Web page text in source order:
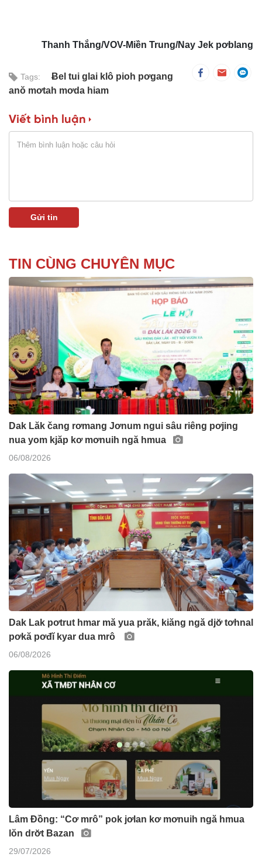
Thanh Thắng/VOV-Miền Trung/Nay Jek pơblang
Tags:
Ƀel tui glai klô pioh pơgang
anŏ mơtah mơda hiam
Viết bình luận
TIN CÙNG CHUYÊN MỤC
Dak Lăk čang rơmang Jơnum ngui sâu riêng pơjing
nua yom kjăp kơ mơnuih ngă hmua
06/08/2026
Dak Lak pơtrut hmar mă yua prăk, kiăng ngă djơ̆ tơhnal
pơkă pơđĭ kyar dua mrô
06/08/2026
Lâm Đồng: “Cơ mrô” pok jơlan kơ mơnuih ngă hmua
lŏn drơ̆t Bazan
29/07/2026